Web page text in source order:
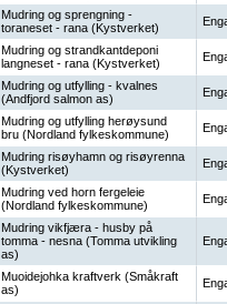
Mudring og sprengning -
toraneset - rana (Kystverket)
Mudring og strandkantdeponi
langneset - rana (Kystverket)
Mudring og utfylling - kvalnes
(Andfjord salmon as)
Mudring og utfylling herøysund
bru (Nordland fylkeskommune)
Mudring risøyhamn og risøyrenna
(Kystverket)
Mudring ved horn fergeleie
(Nordland fylkeskommune)
Mudring vikfjæra - husby på
tomma - nesna (Tomma utvikling
as)
Muoidejohka kraftverk (Småkraft
as)